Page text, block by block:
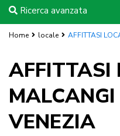
Ricerca avanzata
Home locale AFFITTASI
AFFITTASI
VENEZIA